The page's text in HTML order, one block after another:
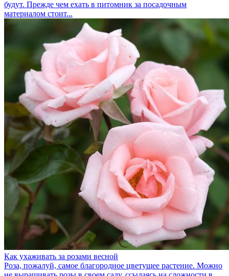
будут. Прежде чем ехать в питомник за посадочным
материалом стоит...
Как ухаживать за розами весной
Роза, пожалуй, самое благородное цветущее растение. Можно